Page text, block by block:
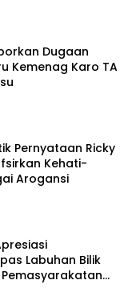
Dugaan
Kemenag Karo TA
Pernyataan Ricky
Kehati-
Arogansi
Labuhan Bilik